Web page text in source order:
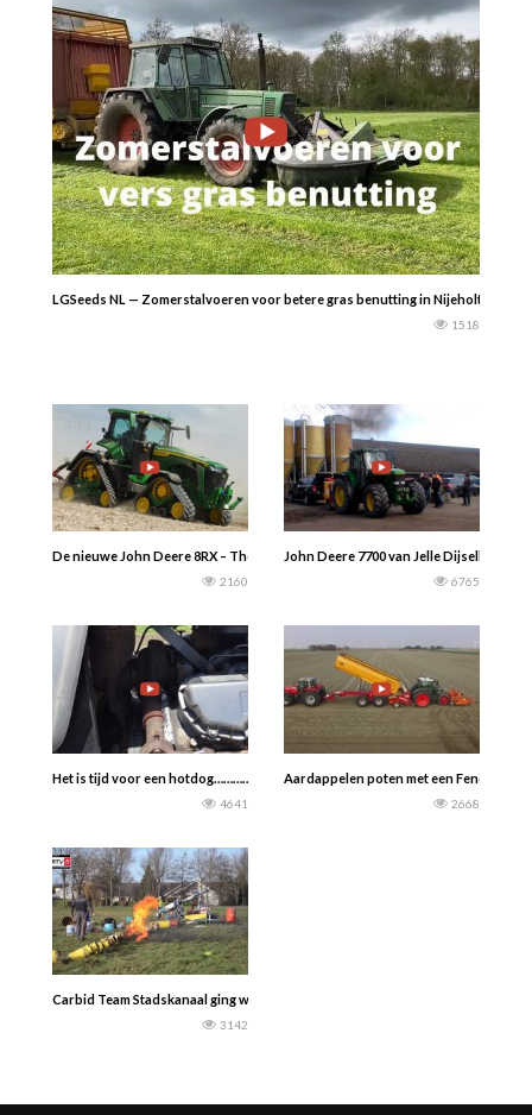
LGSeeds NL — Zomerstalvoeren voor betere gras benutting in Nijeholtpade..
1518
De nieuwe John Deere 8RX – The Green Beast! – één van de eerste die in
2160
John Deere 7700 van Jelle Dijselhof
6765
Het is tijd voor een hotdog…………………..
4641
Aardappelen poten met een Fendt 724
2668
Carbid Team Stadskanaal ging weer helemaal los. -RTV Stadskanaal-
3142